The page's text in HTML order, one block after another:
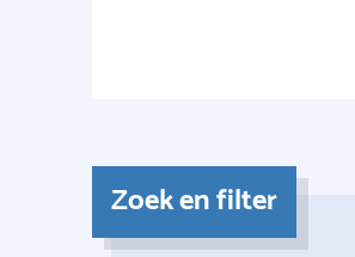
Zoek en filter